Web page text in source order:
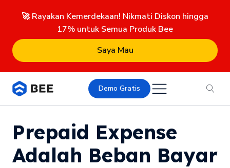
🚀 Rayakan Kemerdekaan! Nikmati Diskon hingga
17% untuk Semua Produk Bee
Saya Mau
Demo Gratis
Prepaid Expense
Adalah Beban Bayar